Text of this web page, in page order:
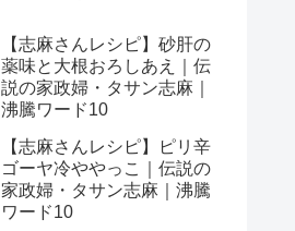
【志麻さんレシピ】砂肝の
薬味と大根おろしあえ｜伝
説の家政婦・タサン志麻｜
沸騰ワード10
【志麻さんレシピ】ピリ辛
ゴーヤ冷ややっこ｜伝説の
家政婦・タサン志麻｜沸騰
ワード10